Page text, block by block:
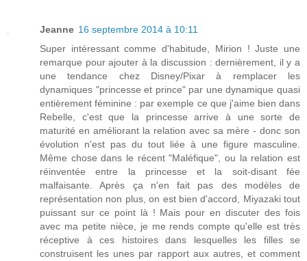
Jeanne 16 septembre 2014 à 10:11
Super intéressant comme d'habitude, Mirion ! Juste une
remarque pour ajouter à la discussion : dernièrement, il y a
une tendance chez Disney/Pixar à remplacer les
dynamiques "princesse et prince" par une dynamique quasi
entièrement féminine : par exemple ce que j'aime bien dans
Rebelle, c'est que la princesse arrive à une sorte de
maturité en améliorant la relation avec sa mère - donc son
évolution n'est pas du tout liée à une figure masculine.
Même chose dans le récent "Maléfique", ou la relation est
réinventée entre la princesse et la soit-disant fée
malfaisante. Après ça n'en fait pas des modèles de
représentation non plus, on est bien d'accord, Miyazaki tout
puissant sur ce point là ! Mais pour en discuter des fois
avec ma petite nièce, je me rends compte qu'elle est très
réceptive à ces histoires dans lesquelles les filles se
construisent les unes par rapport aux autres, et comment